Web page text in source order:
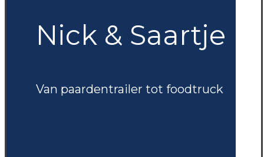
Nick & Saartje
Van paardentrailer tot foodtruck